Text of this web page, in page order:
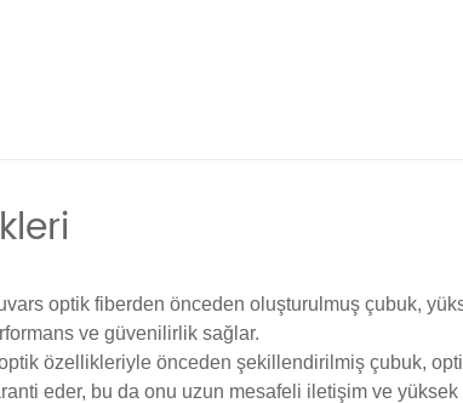
optik fiberden önceden oluşturulmuş çubuk,
ve güvenilirlik sağlar.
optik özellikleriyle önceden şekillendirilmiş çubuk,
eder, bu da onu uzun mesafeli iletişim ve yüksek